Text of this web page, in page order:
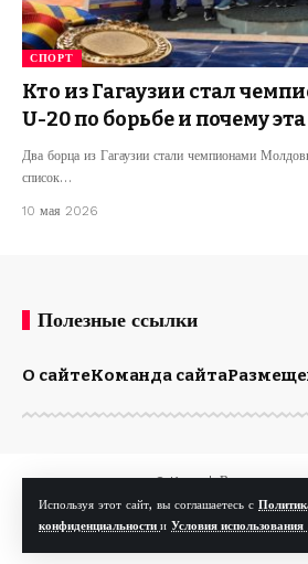
Используя этот сайт, вы соглашаетесь с
конфиденциальности и Условия использования
СПОРТ
Кто из Гагаузии стал
U-20 по борьбе и почему
Два борца из Гагаузии стали чемпионами
список…
10 мая 2026
Полезные ссылки
О сайтеКоманда сайта
© Kp.md. Все права